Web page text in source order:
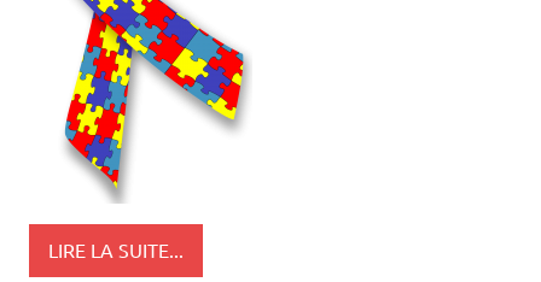
LIRE LA SUITE...